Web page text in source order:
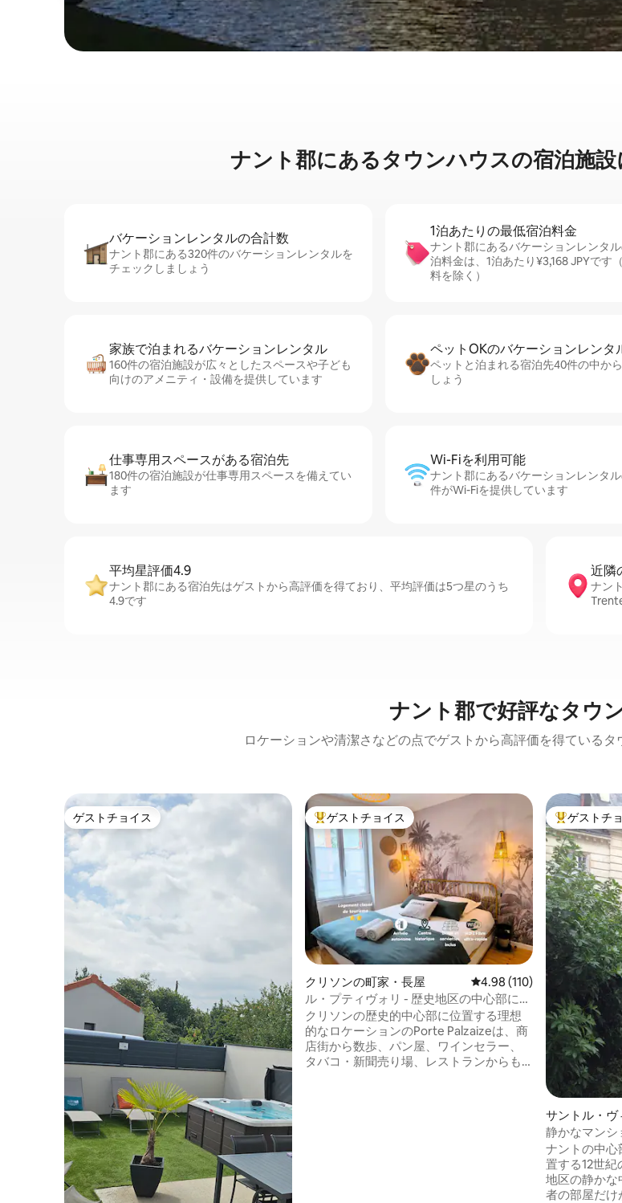
ナント郡に⁠あ⁠るタ⁠ウ⁠ン⁠ハ⁠ウ⁠ス⁠の宿⁠泊⁠施⁠
バケーションレ⁠ン⁠タ⁠ル⁠の合⁠計⁠数
ナント郡にある320件のバケーションレンタルを
チェックしましょう
1泊あたりの最⁠低⁠宿⁠泊⁠料⁠金
ナント郡にあるバケーションレンタ
泊料金は、1泊あたり¥3,168 JPYです
料を除く）
家族で泊まれるバ⁠ケ⁠ー⁠シ⁠ョ⁠ンレ⁠ン⁠タ⁠ル
160件の宿泊施設が広々としたスペースや子ども
向けのアメニティ・設備を提供しています
ペットOKのバ⁠ケ⁠ー⁠シ⁠ョ⁠ンレ⁠ン⁠タ⁠
ペットと泊まれる宿泊先40件の中か
しょう
仕事専用ス⁠ペ⁠ー⁠スがあ⁠る宿⁠泊⁠先
180件の宿泊施設が仕事専用スペースを備えてい
ます
Wi-Fiを利⁠用⁠可⁠能
ナント郡にあるバケーションレンタ
件がWi-Fiを提供しています
平均星評価4.9
ナント郡にある宿泊先はゲストから高評価を得ており、平均評価は5つ星のうち
4.9です
近隣
ナン
ナント郡で好評なタウ
ロケーションや清潔さなどの点でゲストから高評価を得ている
ゲストチョイス
ゲストチョイス 大好評のゲストチョイスです。
ゲストチョイス
クリソンの町家・長屋 レビュー110件、5つ星中
4.98 (110)
ル・プティヴォリ - 歴史地区の中心部にあ
る家
クリソンの歴史的中心部に位置する理想
的なロケーションのPorte Palzaizeは、商
店街から数歩、パン屋、ワインセラー、
タバコ・新聞売り場、レストランからも
大好評のゲ
ゲストチ
サントル・ヴ
町家・長屋
静かなマンシ
名様
ナントの中
置する12世
地区の静か
者の部屋だけ